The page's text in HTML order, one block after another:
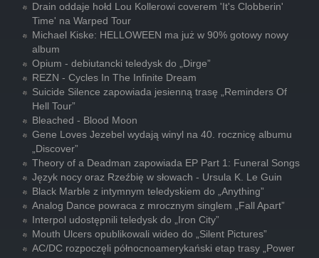
Drain oddaje hołd Lou Kollerowi coverem 'It's Clobberin'
Time' na Warped Tour
Michael Kiske: HELLOWEEN ma już w 90% gotowy nowy
album
Opium - debiutancki teledysk do „Dirge”
REZN - Cycles In The Infinite Dream
Suicide Silence zapowiada jesienną trasę „Reminders Of
Hell Tour”
Bleached - Blood Moon
Gene Loves Jezebel wydają winyl na 40. rocznicę albumu
„Discover”
Theory of a Deadman zapowiada EP Part 1: Funeral Songs
Język nocy oraz Rzeźbię w słowach - Ursula K. Le Guin
Black Marble z intymnym teledyskiem do „Anything”
Analog Dance powraca z mrocznym singlem „Fall Apart”
Interpol udostępnili teledysk do „Iron City”
Mouth Ulcers opublikowali wideo do „Silent Pictures”
AC/DC rozpoczęli północnoamerykański etap trasy „Power